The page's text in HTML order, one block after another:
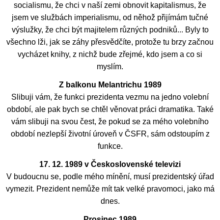
socialismu, že chci v naší zemi obnovit kapitalismus, že
jsem ve službách imperialismu, od něhož přijímám tučné
výslužky, že chci být majitelem různých podniků... Byly to
všechno lži, jak se záhy přesvědčíte, protože tu brzy začnou
vycházet knihy, z nichž bude zřejmé, kdo jsem a co si
myslím.
Z balkonu Melantrichu 1989
Slibuji vám, že funkci prezidenta vezmu na jedno volební
období, ale pak bych se chtěl věnovat práci dramatika. Také
vám slibuji na svou čest, že pokud se za mého volebního
období nezlepší životní úroveň v ČSFR, sám odstoupím z
funkce.
17. 12. 1989 v Československé televizi
V budoucnu se, podle mého mínění, musí prezidentský úřad
vymezit. Prezident nemůže mít tak velké pravomoci, jako má
dnes.